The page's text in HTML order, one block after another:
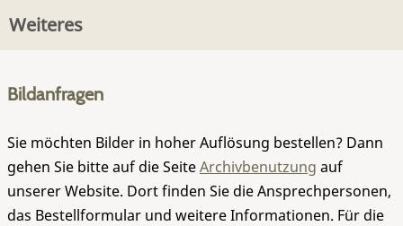
Weiteres
Bildanfragen
Sie möchten Bilder in hoher Auflösung bestellen? Dann
gehen Sie bitte auf die SeiteArchivbenutzung auf
unserer Website. Dort finden Sie die Ansprechpersonen,
das Bestellformular und weitere Informationen. Für die